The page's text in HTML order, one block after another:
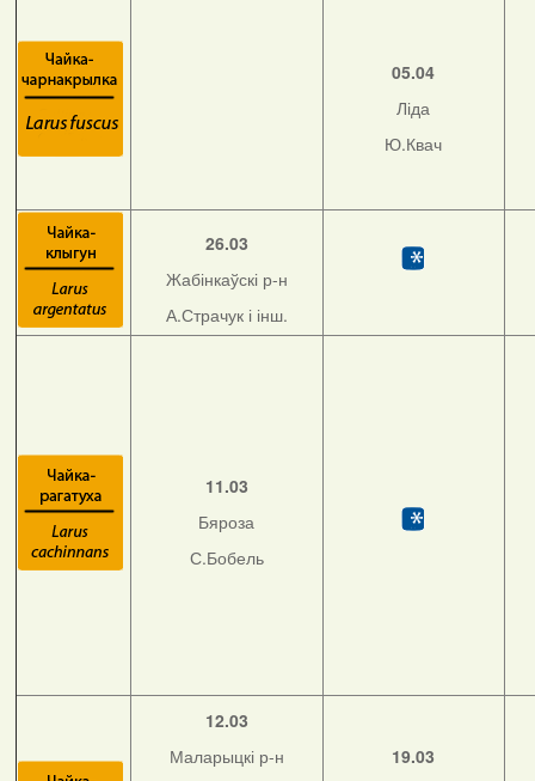
05.04
Ліда
Ю.Квач
26.03
Жабінкаўскі р-н
А.Страчук і інш.
11.03
Бяроза
С.Бобель
12.03
Маларыцкі р-н
19.03